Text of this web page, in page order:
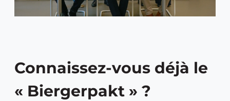
Connaissez-vous déjà le
« Biergerpakt » ?